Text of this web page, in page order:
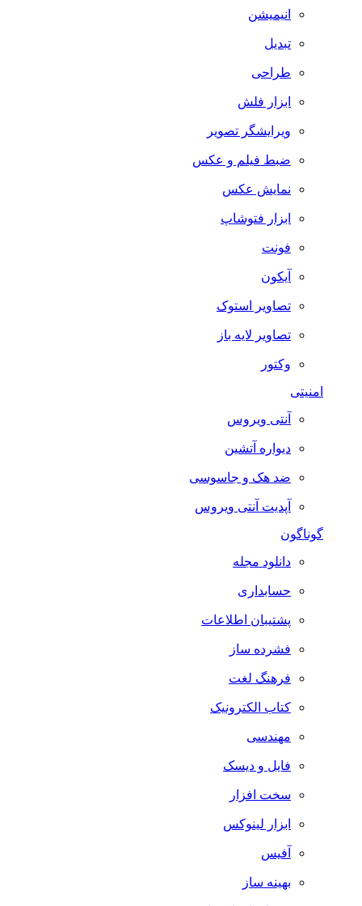
انیمیشن
تبدیل
طراحی
ابزار فلش
ویرایشگر تصویر
ضبط فيلم و عكس
نمایش عکس
ابزار فتوشاپ
فونت
آیکون
تصاویر استوک
تصاویر لایه باز
وکتور
امنیتی
آنتی ویروس
دیواره آتشین
ضد هک و جاسوسی
آپدیت آنتی ویروس
گوناگون
دانلود مجله
حسابداری
پشتیبان اطلاعات
فشرده ساز
فرهنگ لغت
کتاب الکترونیک
مهندسی
فایل و دیسک
سخت افزار
ابزار لینوکس
آفیس
بهینه ساز